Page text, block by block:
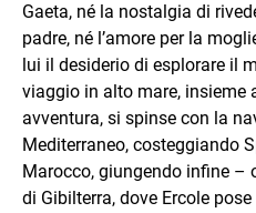
Gaeta, né la nostalgia di
padre, né l’amore per la
lui il desiderio di esplorare il
viaggio in alto mare, insieme
avventura, si spinse con la
Mediterraneo, costeggiando
Marocco, giungendo infine
di Gibilterra, dove Ercole